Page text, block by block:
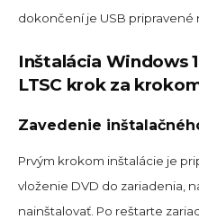
dokončení je USB pripravené
Inštalácia Windows
LTSC krok za
Zavedenie
Prvým krokom inštalácie je
vloženie DVD do zariadenia,
nainštalovať. Po reštarte